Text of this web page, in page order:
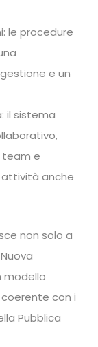
le procedure
e un
il sistema
team e
anche
non solo a
modello
con i
Pubblica